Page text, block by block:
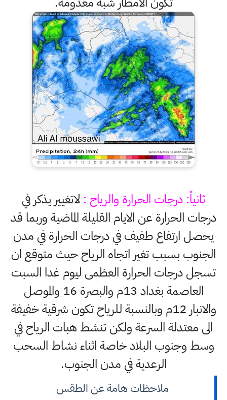
ثانياً: درجات الحرارة والرياح : لاتغيير يذكر في
درجات الحرارة عن الايام القليلة الماضية وربما قد
يحصل ارتفاع طفيف في درجات الحرارة في مدن
الجنوب بسبب تغير اتجاه الرياح حيث متوقع ان
تسجل درجات الحرارة العظمى ليوم غدا السبت
العاصمة بغداد 13م والبصرة 16 والموصل
والانبار 12م وبالنسبة للرياح تكون شرقية خفيفة
الى معتدلة السرعة ولكن تنشط هبات الرياح في
وسط وجنوب البلاد خاصة اثناء نشاط السحب
الرعدية في مدن الجنوب.
ملاحظات هامة عن الطقس